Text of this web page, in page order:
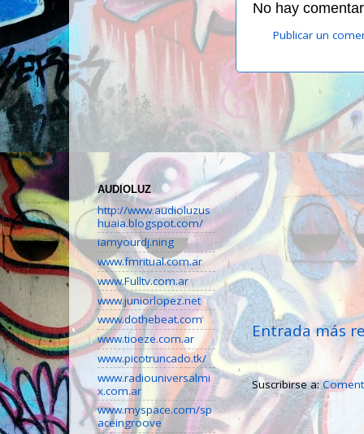
No hay
Publicar un
Entrada más
Suscribirse a:
AUDIOLUZ
http://www.audioluzus
huaia.blogspot.com/
iamyourdj.ning
www.fmritual.com.ar
www.Fulltv.com.ar
www.juniorlopez.net
www.dothebeat.com
www.tioeze.com.ar
www.picotruncado.tk/
www.radiouniversalmi
x.com.ar
www.myspace.com/sp
aceingroove